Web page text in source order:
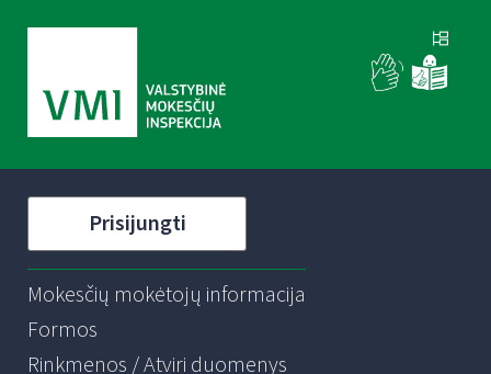
Prisijungti
Mokesčių mokėtojų informacija
Formos
Rinkmenos / Atviri duomenys